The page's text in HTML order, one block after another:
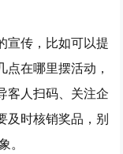
宣传，比如可以提
在哪里摆活动，
客人扫码、关注企
及时核销奖品，别
。